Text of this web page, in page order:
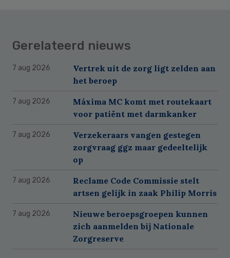
Gerelateerd nieuws
7 aug 2026
Vertrek uit de zorg ligt zelden aan
het beroep
7 aug 2026
Máxima MC komt met routekaart
voor patiënt met darmkanker
7 aug 2026
Verzekeraars vangen gestegen
zorgvraag ggz maar gedeeltelijk
op
7 aug 2026
Reclame Code Commissie stelt
artsen gelijk in zaak Philip Morris
7 aug 2026
Nieuwe beroepsgroepen kunnen
zich aanmelden bij Nationale
Zorgreserve